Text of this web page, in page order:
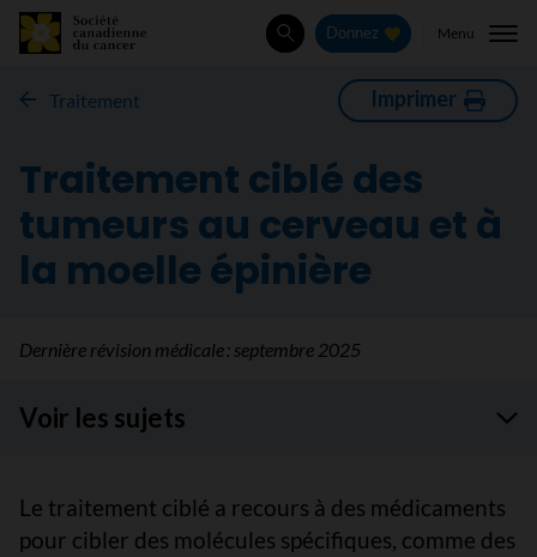
Rechercher
Donnez Menu
Traitement Imprimer
Traitement ciblé des
tumeurs au cerveau et à
la moelle épinière
Dernière révision médicale : septembre 2025
Voir les sujets
Le traitement ciblé a recours à des médicaments
pour cibler des molécules spécifiques, comme des